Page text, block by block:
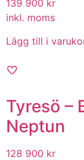
139 900 kr
inkl. moms
Lägg till i
Tyresö –
Neptun
128 900 kr